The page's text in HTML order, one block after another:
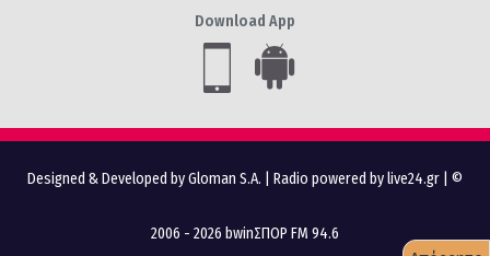
Download App
Designed & Developed by Gloman S.A. Radio powered by live24.gr | ©
2006 - 2026 bwinΣΠΟΡ FM 94.6